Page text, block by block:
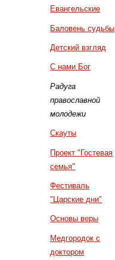
Евангельские
Баловень судьбы
Детский взгляд
С нами Бог
Радуга
православной
молодежи
Скауты
Проект "Гостевая
семья"
Фестиваль
"Царские дни"
Основы веры
Медгородок с
доктором